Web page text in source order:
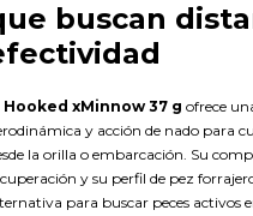
buscan
Hooked xMinnow 37 g ofrece
y acción de nado para
la orilla o embarcación. Su
y su perfil de pez
para buscar peces activos